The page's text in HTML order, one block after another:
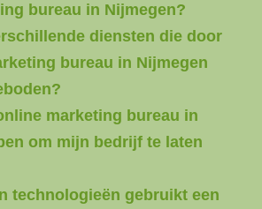
bureau in Nijmegen?
diensten die door
bureau in Nijmegen
marketing bureau in
om mijn bedrijf te laten
technologieën gebruikt een